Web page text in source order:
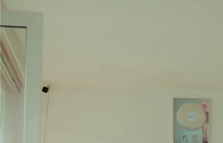
Jetzt Studio buchen